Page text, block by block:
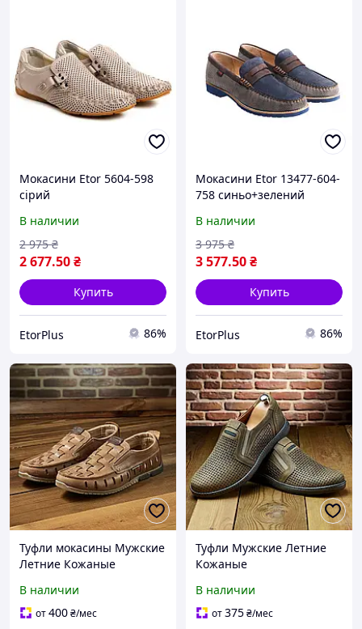
Мокасини Etor 5604-598
сірий
В наличии
2 677.50₴
2 975 ₴
Купить
EtorPlus 86%
Мокасини Etor 13477-604-
758 синьо+зелений
В наличии
3 577.50₴
3 975 ₴
Купить
EtorPlus 86%
Туфли мокасины Мужские
Летние Кожаные
В наличии
от400₴/мес
Туфли Мужские Летние
Кожаные
В наличии
от375₴/мес